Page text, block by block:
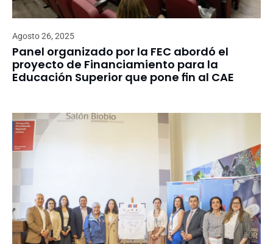
Agosto 26, 2025
Panel organizado por la FEC abordó el
proyecto de Financiamiento para la
Educación Superior que pone fin al CAE